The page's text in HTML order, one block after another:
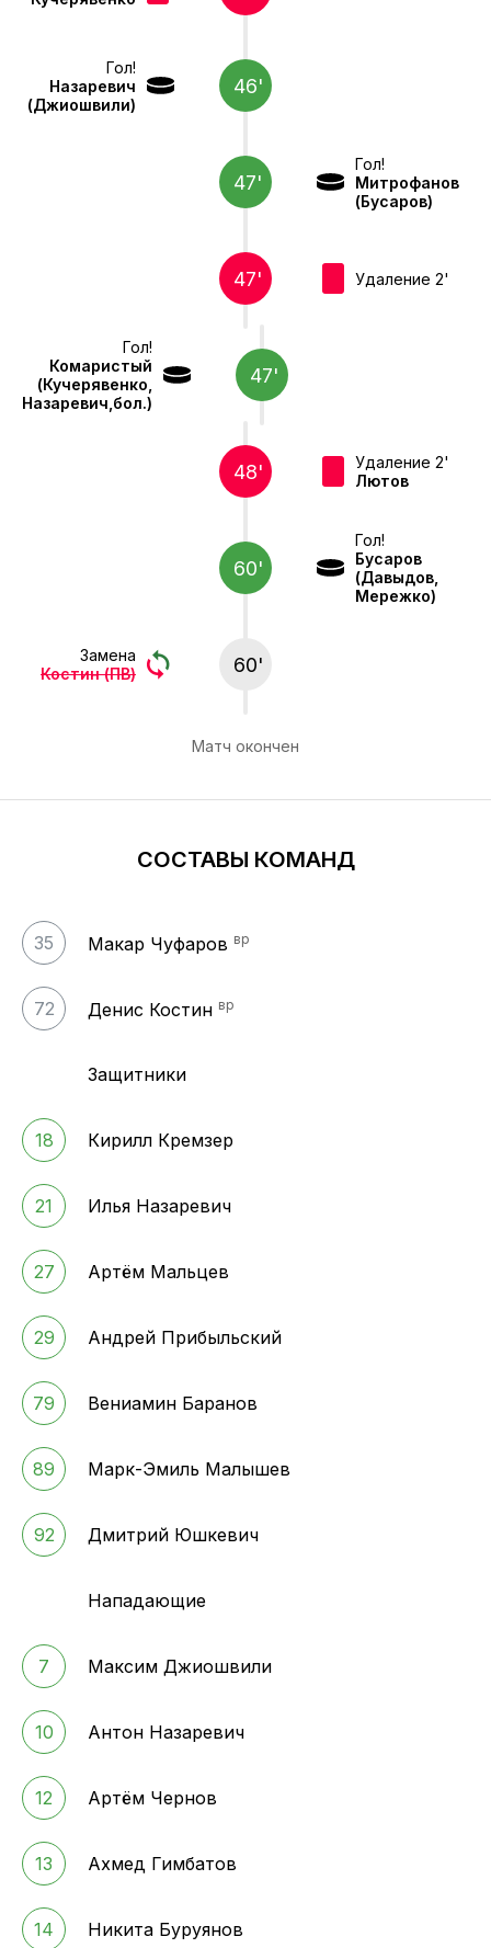
Гол!
Назаревич
(Джиошвили)
46'
47'
Гол!
Митрофанов
(Бусаров)
47' Удаление 2'
Гол!
Комаристый
(Кучерявенко,
Назаревич,бол.)
47'
48'
Удаление 2'
Лютов
60'
Гол!
Бусаров
(Давыдов,
Мережко)
Замена
Костин (ПВ)
60'
Матч окончен
СОСТАВЫ КОМАНД
35 Макар Чуфаров вр
72 Денис Костин вр
Защитники
18 Кирилл Кремзер
21 Илья Назаревич
27 Артём Мальцев
29 Андрей Прибыльский
79 Вениамин Баранов
89 Марк-Эмиль Малышев
92 Дмитрий Юшкевич
Нападающие
7 Максим Джиошвили
10 Антон Назаревич
12 Артём Чернов
13 Ахмед Гимбатов
14 Никита Буруянов